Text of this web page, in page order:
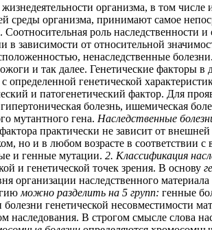
организма, в том числе
организма, принимают самое
Соотносительная роль
в зависимости от относительной
ненаследственные
и так далее. Генетические факторы в
определенной генетической
и патогенетический фактор. Для
болезнь, ишемическая
мутантного гена. Наследственные
практически не зависит от
но и в любом возрасте в
и генные мутации. 2. Классификация
и генетической точек зрения. В основу
организации наследственного
можно разделить на 5 групп: генные
генетической несовместимости
наследования. В строгом смысле слова